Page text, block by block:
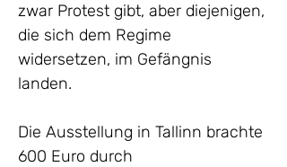
zwar Protest gibt, aber diejenigen,
die sich dem Regime
widersetzen, im Gefängnis
landen.
Die Ausstellung in Tallinn brachte
600 Euro durch